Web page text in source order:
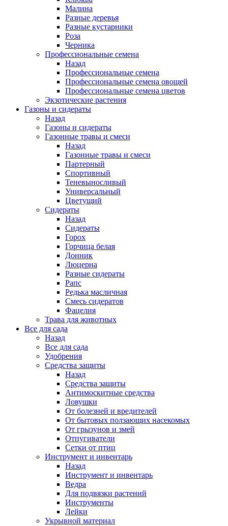
Малина
Разные деревья
Разные кустарники
Роза
Черника
Профессиональные семена
Назад
Профессиональные семена
Профессиональные семена овощей
Профессиональные семена цветов
Экзотические растения
Газоны и сидераты
Назад
Газоны и сидераты
Газонные травы и смеси
Назад
Газонные травы и смеси
Партерный
Спортивный
Теневыносливый
Универсальный
Цветущий
Сидераты
Назад
Сидераты
Горох
Горчица белая
Донник
Люцерна
Разные сидераты
Рапс
Редька масличная
Смесь сидератов
Фацелия
Трава для животных
Все для сада
Назад
Все для сада
Удобрения
Средства защиты
Назад
Средства защиты
Антимоскитные средства
Ловушки
От болезней и вредителей
От бытовых ползающих насекомых
От грызунов и змей
Отпугиватели
Сетки от птиц
Инструмент и инвентарь
Назад
Инструмент и инвентарь
Ведра
Для подвязки растений
Инструменты
Лейки
Укрывной материал